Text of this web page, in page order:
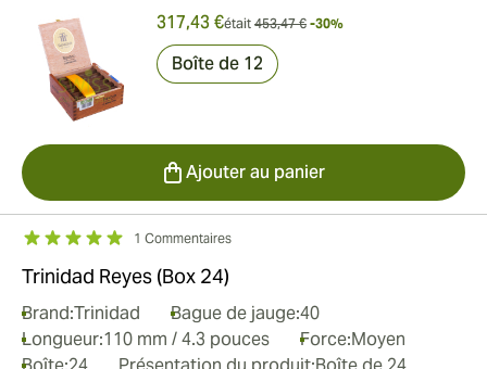
317,43 €était 453,47 € -30%
Boîte de 12
Ajouter au panier
1 Commentaires
Trinidad Reyes (Box 24)
Brand:Trinidad Bague de jauge:40
Longueur:110 mm / 4.3 pouces Force:Moyen